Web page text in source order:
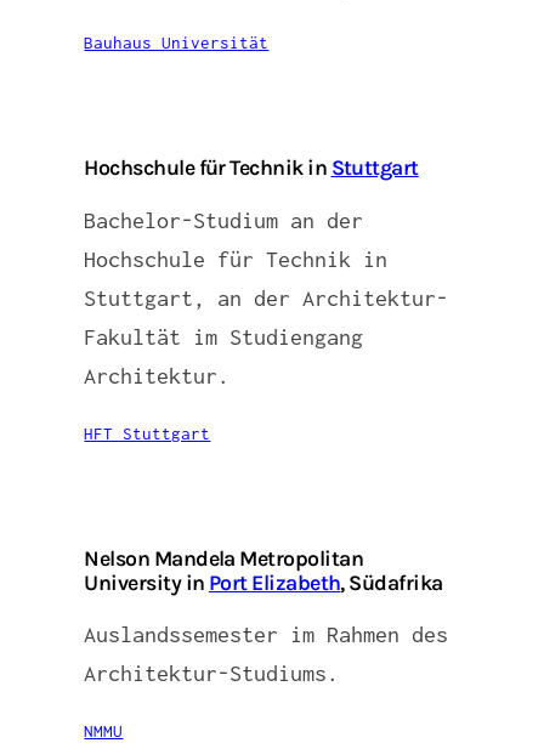
Bauhaus Universität
Hochschule für Technik in Stuttgart
Bachelor-Studium an der
Hochschule für Technik in
Stuttgart, an der Architektur-
Fakultät im Studiengang
Architektur.
HFT Stuttgart
Nelson Mandela Metropolitan
University in Port Elizabeth, Südafrika
Auslandssemester im Rahmen des
Architektur-Studiums.
NMMU